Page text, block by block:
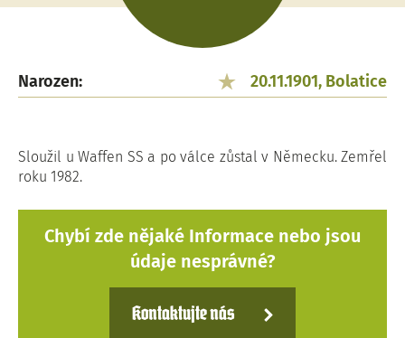
Narozen: 20.11.1901, Bolatice
Sloužil u Waffen SS a po válce zůstal v Německu. Zemřel
roku 1982.
Chybí zde nějaké Informace nebo jsou
údaje nesprávné?
Kontaktujte nás